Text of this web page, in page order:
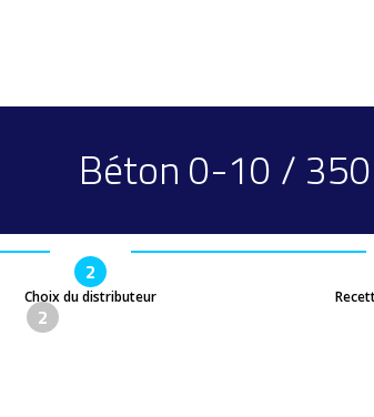
Béton 0-10 /
2
Choix du distributeur
2